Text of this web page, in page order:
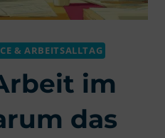
& ARBEITSALLTAG
im
das